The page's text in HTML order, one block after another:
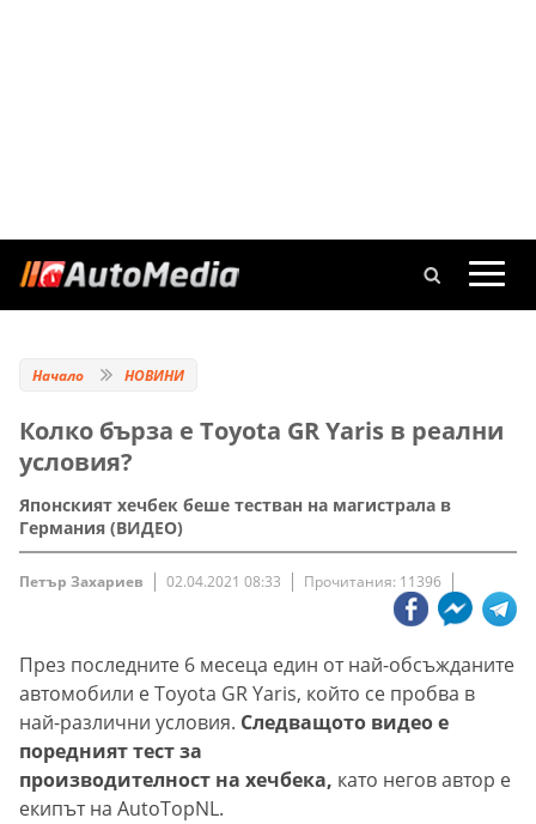
Начало НОВИНИ
Колко бърза е Toyota GR Yaris в реални
условия?
Японският хечбек беше тестван на магистрала в
Германия (ВИДЕО)
Петър Захариев 02.04.2021 08:33 Прочитания: 11396
През последните 6 месеца един от най-обсъжданите
автомобили е Toyota GR Yaris, който се пробва в
най-различни условия. Следващото видео е
поредният тест за
производителност на хечбека, като негов автор е
екипът на AutoTopNL.